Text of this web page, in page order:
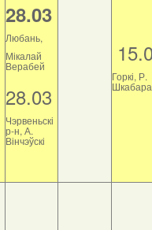
28.03
Любань,
Мікалай
Верабей
28.03
Чэрвеньскі
р-н, А.
Вінчэўскі
Горкі, Р.
Шкабара